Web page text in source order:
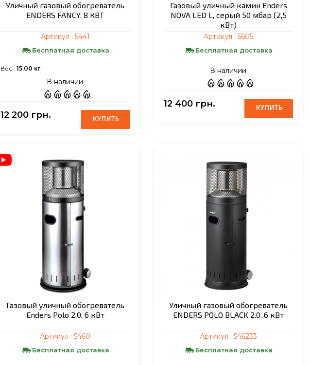
Уличный газовый обогреватель
ENDERS FANCY, 8 КВТ
Артикул : 5441
Бесплатная доставка
Вес : 15.00 кг
В наличии
12 200 грн. КУПИТЬ
КУПИТЬ
Газовый уличный камин Enders
NOVA LED L, серый 50 мбар (2,5
кВт)
Артикул : 5605
Бесплатная доставка
В наличии
12 400 грн. КУПИТЬ
КУПИТЬ
Газовый уличный обогреватель
Enders Polo 2.0, 6 кВт
Артикул : 5460
Бесплатная доставка
Уличный газовый обогреватель
ENDERS POLO BLACK 2.0, 6 кВт
Артикул : 546233
Бесплатная доставка